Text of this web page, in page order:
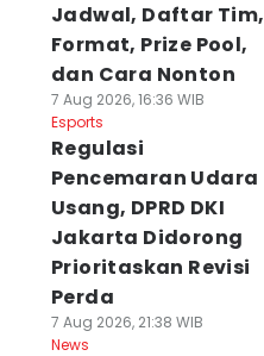
Jadwal, Daftar Tim,
Format, Prize Pool,
dan Cara Nonton
7 Aug 2026, 16:36 WIB
Esports
Regulasi
Pencemaran Udara
Usang, DPRD DKI
Jakarta Didorong
Prioritaskan Revisi
Perda
7 Aug 2026, 21:38 WIB
News